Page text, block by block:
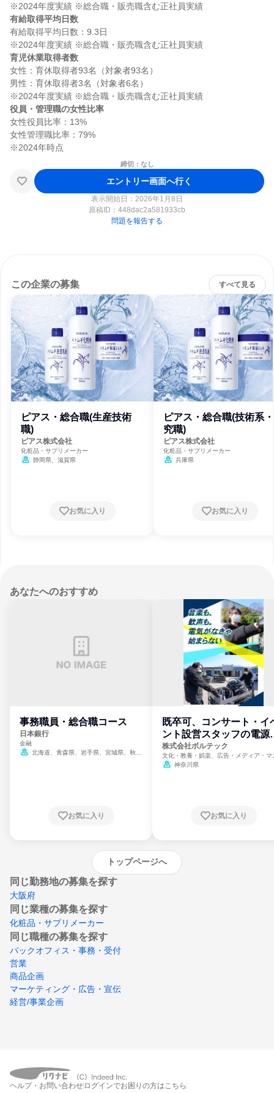
有給取得平均日数
有給取得平均日数：9.3日
育児休業取得者数
女性：育休取得者93名（対象者93名）
男性：育休取得者3名（対象者6名）
役員・管理職の女性比率
女性役員比率：13%
女性管理職比率：79%
締切：なし
エントリー画面へ行く
表示開始日：2026年1月8日
原稿ID： 448dac2a581933cb
問題を報告する
この企業の募集 すべて見る
ピアス・総合職(生産技術
職)
ピアス株式会社
化粧品・サプリメーカー
静岡県、滋賀県
お気に入り
ピアス・総合職(技術系
究職)
ピアス株式会社
化粧品・サプリメーカー
兵庫県
お気に入り
あなたへのおすすめ
事務職員・総合職コース
日本銀行
金融
北海道、青森県、岩手県、宮城県、秋田
崎県、熊本県、大分県、宮崎県、鹿児島県、
お気に入り
既卒可、コンサート・イ
ント設営スタッフの電源
門
株式会社ボルテック
文化・教養・娯楽、広告・メディア・マ
ミ、電力・ガス・水道・エネルギー
神奈川県
お気に入り
トップページへ
同じ勤務地の募集を探す
大阪府
同じ業種の募集を探す
化粧品・サプリメーカー
同じ職種の募集を探す
バックオフィス・事務・受付
営業
商品企画
マーケティング・広告・宣伝
経営/事業企画
ヘルプ・お問い合わせ ログインでお困りの方はこちら